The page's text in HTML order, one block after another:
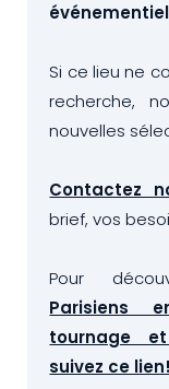
Si ce lieu ne
recherche,
nouvelles
Contactez
brief, vos
Pour
Parisiens
tournage et
suivez ce lien!